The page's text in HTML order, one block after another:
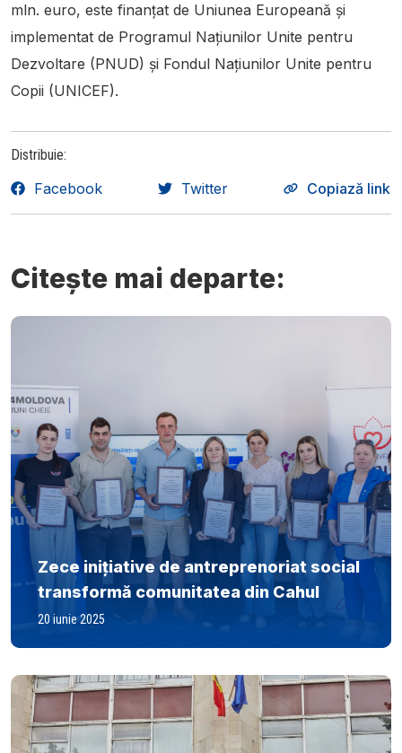
mln. euro, este finanțat de Uniunea Europeană și
implementat de Programul Națiunilor Unite pentru
Dezvoltare (PNUD) și Fondul Națiunilor Unite pentru
Copii (UNICEF).
Distribuie:
Facebook Twitter Copiază link
Citește mai departe:
Zece inițiative de antreprenoriat social
transformă comunitatea din Cahul
20 iunie 2025